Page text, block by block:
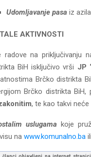
Udomljavanje pasa iz
AKTIVNOSTI
radove na priključivanju
BiH isključivo vrši JP
Brčko distrikta
Brčko distrikta
, te kao takvi
uslugama koje
na www.komunalno.ba